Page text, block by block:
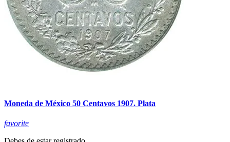
Moneda de México 50 Centavos 1907. Plata
favorite